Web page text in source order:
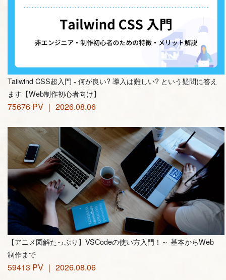
Tailwind CSS超入門 - 何が良い? 導入は難しい? という疑問に答え
ます【Web制作初心者向け】
75676 PV ｜ 2026.08.06
【アニメ図解たっぷり】VSCodeの使い方入門！～ 基本からWeb
制作まで
59413 PV ｜ 2026.08.06